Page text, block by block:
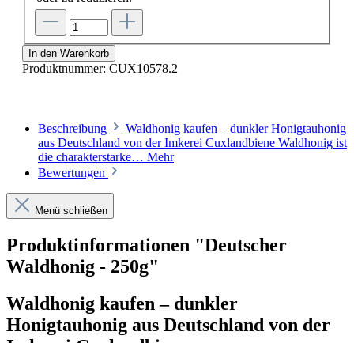
In den Warenkorb
Produktnummer: CUX10578.2
Beschreibung
Waldhonig kaufen – dunkler Honigtauhonig
aus Deutschland von der Imkerei Cuxlandbiene Waldhonig ist
die charakterstarke… Mehr
Bewertungen
Menü schließen
Produktinformationen "Deutscher
Waldhonig - 250g"
Waldhonig kaufen – dunkler
Honigtauhonig aus Deutschland von der